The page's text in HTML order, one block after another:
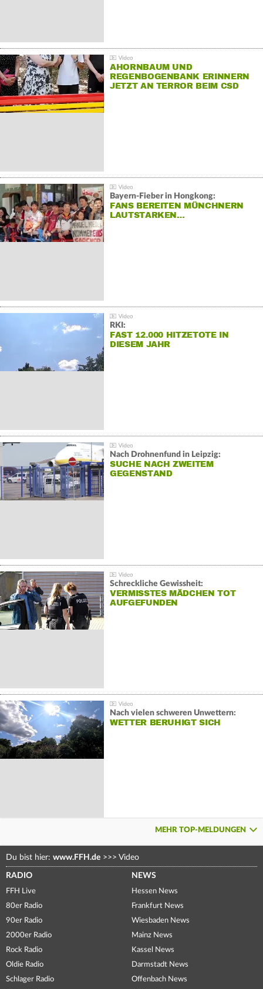
AHORNBAUM UND
REGENBOGENBANK ERINNERN
JETZT AN TERROR BEIM CSD
Bayern-Fieber in Hongkong:
FANS BEREITEN MÜNCHNERN
LAUTSTARKEN…
RKI:
FAST 12.000 HITZETOTE IN
DIESEM JAHR
Nach Drohnenfund in Leipzig:
SUCHE NACH ZWEITEM
GEGENSTAND
Schreckliche Gewissheit:
VERMISSTES MÄDCHEN TOT
AUFGEFUNDEN
Nach vielen schweren Unwettern:
WETTER BERUHIGT SICH
MEHR TOP-MELDUNGEN
Du bist hier: www.FFH.de >>> Video
RADIO
FFH Live
80er Radio
90er Radio
2000er Radio
Rock Radio
Oldie Radio
Schlager Radio
NEWS
Hessen News
Frankfurt News
Wiesbaden News
Mainz News
Kassel News
Darmstadt News
Offenbach News